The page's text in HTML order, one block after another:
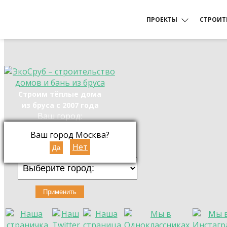
ПРОЕКТЫ
Строим тёплые дома
из бруса с 2007 года
Ваш город:
Ваш город Москва?
Да Нет
Выберите город
Применить